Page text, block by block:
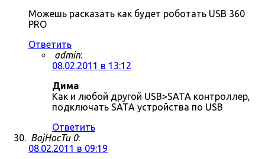
Можешь расказать как будет роботать USB 360
PRO
Ответить
admin:
08.02.2011 в 13:12
Дима
Как и любой другой USB>SATA контроллер,
подключать SATA устройства по USB
Ответить
BajHocTu 0:
08.02.2011 в 09:19